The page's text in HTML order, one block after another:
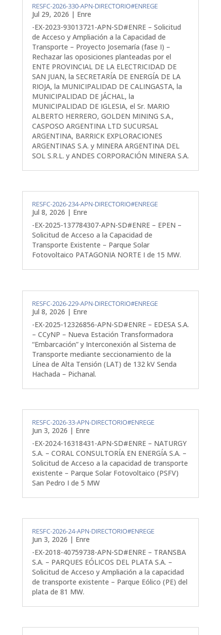
RESFC-2026-330-APN-DIRECTORIO#ENREGE
Jul 29, 2026 | Enre
-EX-2023-93013721-APN-SD#ENRE – Solicitud
de Acceso y Ampliación a la Capacidad de
Transporte – Proyecto Josemaría (fase I) –
Rechazar las oposiciones planteadas por el
ENTE PROVINCIAL DE LA ELECTRICIDAD DE
SAN JUAN, la SECRETARÍA DE ENERGÍA DE LA
RIOJA, la MUNICIPALIDAD DE CALINGASTA, la
MUNICIPALIDAD DE JÁCHAL, la
MUNICIPALIDAD DE IGLESIA, el Sr. MARIO
ALBERTO HERRERO, GOLDEN MINING S.A.,
CASPOSO ARGENTINA LTD SUCURSAL
ARGENTINA, BARRICK EXPLORACIONES
ARGENTINAS S.A. y MINERA ARGENTINA DEL
SOL S.R.L. y ANDES CORPORACIÓN MINERA S.A.
RESFC-2026-234-APN-DIRECTORIO#ENREGE
Jul 8, 2026 | Enre
-EX-2025-137784307-APN-SD#ENRE – EPEN –
Solicitud de Acceso a la Capacidad de
Transporte Existente – Parque Solar
Fotovoltaico PATAGONIA NORTE I de 15 MW.
RESFC-2026-229-APN-DIRECTORIO#ENREGE
Jul 8, 2026 | Enre
-EX-2025-12326856-APN-SD#ENRE – EDESA S.A.
– CCyNP – Nueva Estación Transformadora
“Embarcación” y Interconexión al Sistema de
Transporte mediante seccionamiento de la
Línea de Alta Tensión (LAT) de 132 kV Senda
Hachada – Pichanal.
RESFC-2026-33-APN-DIRECTORIO#ENREGE
Jun 3, 2026 | Enre
-EX-2024-16318431-APN-SD#ENRE – NATURGY
S.A. – CORAL CONSULTORÍA EN ENERGÍA S.A. –
Solicitud de Acceso a la capacidad de transporte
existente – Parque Solar Fotovoltaico (PSFV)
San Pedro I de 5 MW
RESFC-2026-24-APN-DIRECTORIO#ENREGE
Jun 3, 2026 | Enre
-EX-2018-40759738-APN-SD#ENRE – TRANSBA
S.A. – PARQUES EÓLICOS DEL PLATA S.A. –
Solicitud de Acceso y Ampliación a la capacidad
de transporte existente – Parque Eólico (PE) del
plata de 81 MW.